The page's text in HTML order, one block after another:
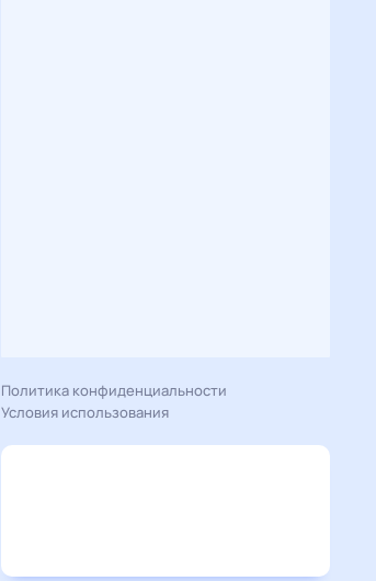
Политика конфиденциальности
Условия использования